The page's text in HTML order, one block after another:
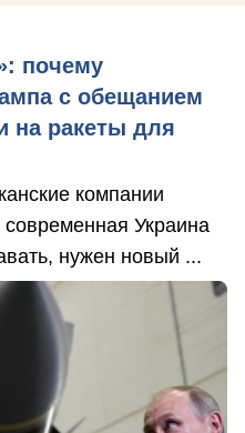
почему
с обещанием
на ракеты для
компании
Украина
нужен новый ...